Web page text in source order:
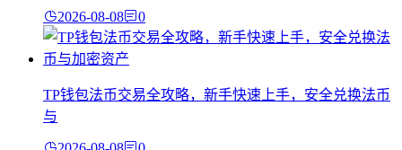
2026-08-08 0
TP钱包法币交易全攻略，新手快速上手，安全兑换法币
与